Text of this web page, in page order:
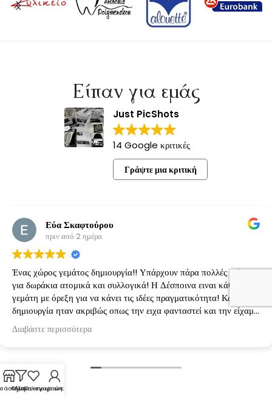
Είπαν για εμάς
Just PicShots
14 Google κριτικές
Γράψτε μια κριτική
Εύα Σκαφτούρου
πριν από 2 ημέρα
Ένας χώρος γεμάτος δημιουργία!! Υπάρχουν πάρα πολλές ιδέες
για δωράκια ατομικά και συλλογικά! Η Δέσποινα ειναι κάθε φορά
γεμάτη με όρεξη για να κάνει τις ιδέες πραγματικότητα! Κάθε
δημιουργία ηταν ακριβώς οπως την ειχα φανταστεί και την είχαμε
κανονίσει!
Διαβάστε περισσότερα
Φίλτρα
Λίστα επιθυμιών
Ο λογαριασμός μου